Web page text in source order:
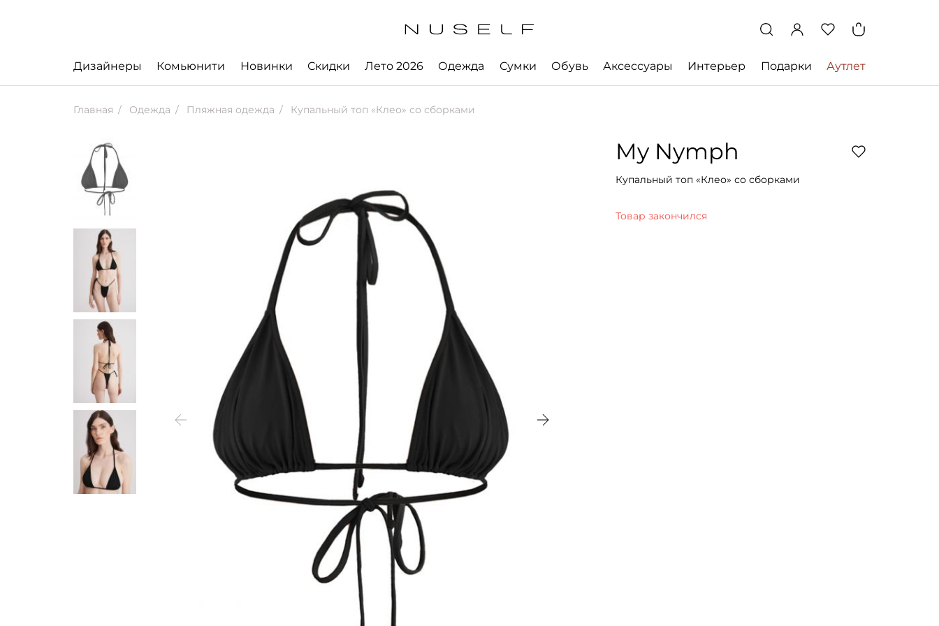
Дизайнеры Комьюнити Новинки Скидки Лето 2026 Одежда Сумки Обувь Аксессуары Интерьер Подарки Аутлет
Главная Одежда Пляжная одежда Купальный топ «Клео» со сборками
My Nymph
Купальный топ «Клео» со сборками
Товар закончился